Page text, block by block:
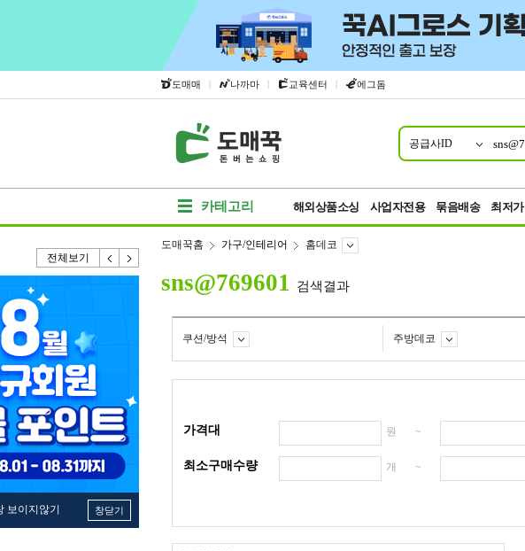
도매매 | 나까마 | 교육센터 | 에그돔
공급사ID
카테고리 해외상품소싱 사업자전용 묶음배송 최저가
전체보기
보이지않기 창닫기
도매꾹홈 가구/인테리어 홈데코
sns@769601 검색결과
쿠션/방석 주방데코
가격대 원 ~
최소구매수량 개 ~